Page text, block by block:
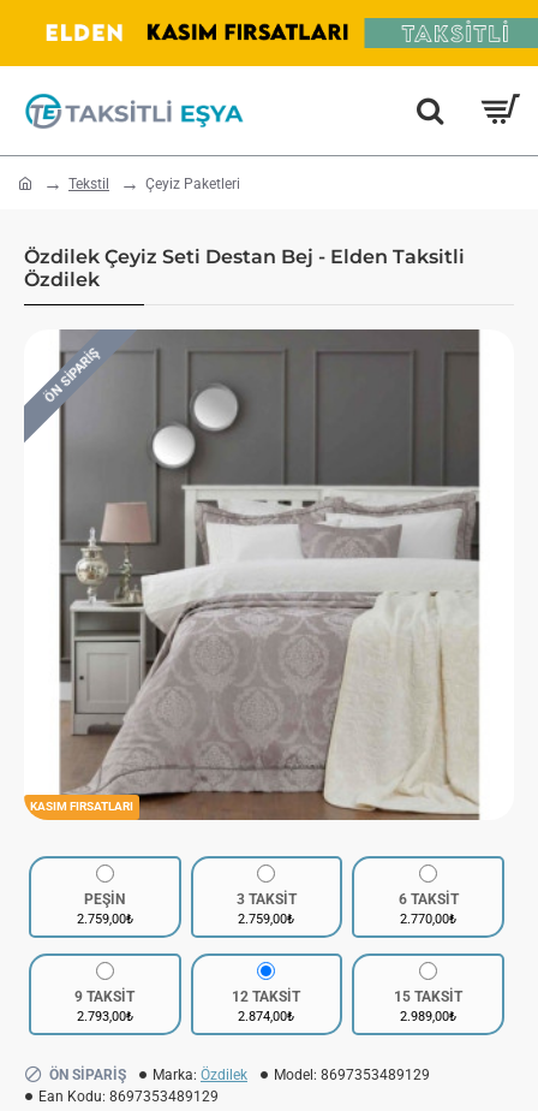
home Tekstil Çeyiz Paketleri
Özdilek Çeyiz Seti Destan Bej - Elden Taksitli
Özdilek
KASIM FIRSATLARI
ÖN SIPARIŞ
PEŞİN
2.759,00₺
3 TAKSİT
2.759,00₺
6 TAKSİT
2.770,00₺
9 TAKSİT
2.793,00₺
12 TAKSİT
2.874,00₺
15 TAKSİT
2.989,00₺
ÖN SIPARIŞ Marka: Özdilek Model: 8697353489129
Ean Kodu: 8697353489129